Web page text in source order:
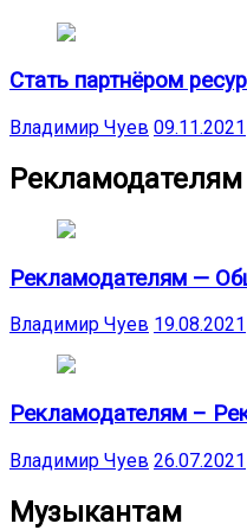
Стать партнёром
Владимир Чуев 09.11.2021
Рекламодателям
Рекламодателям —
Владимир Чуев 19.08.2021
Рекламодателям –
Владимир Чуев 26.07.2021
Музыкантам